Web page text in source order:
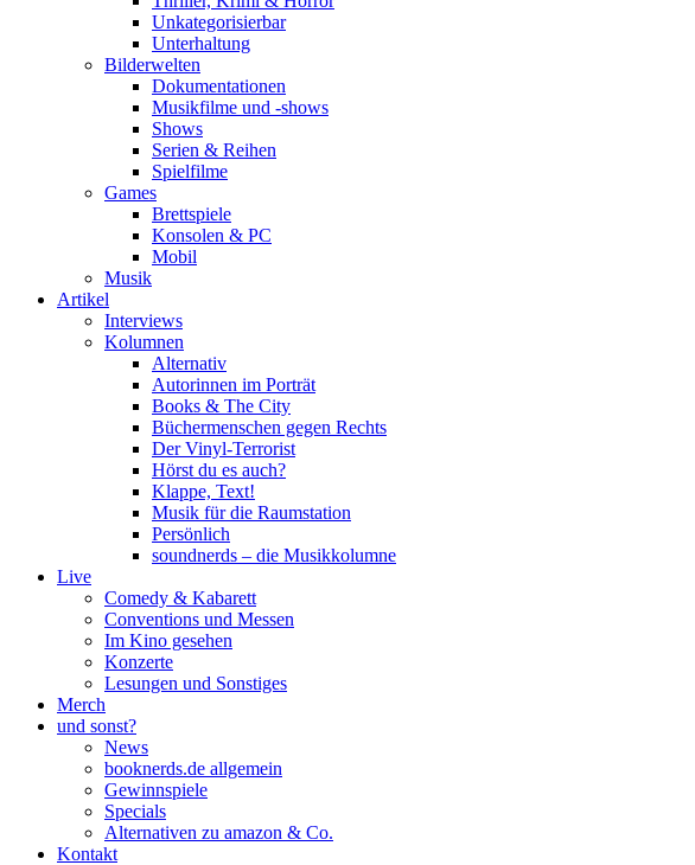
Unkategorisierbar
Unterhaltung
Bilderwelten
Dokumentationen
Musikfilme und -shows
Shows
Serien & Reihen
Spielfilme
Games
Brettspiele
Konsolen & PC
Mobil
Musik
Artikel
Interviews
Kolumnen
Alternativ
Autorinnen im Porträt
Books & The City
Büchermenschen gegen Rechts
Der Vinyl-Terrorist
Hörst du es auch?
Klappe, Text!
Musik für die Raumstation
Persönlich
soundnerds – die Musikkolumne
Live
Comedy & Kabarett
Conventions und Messen
Im Kino gesehen
Konzerte
Lesungen und Sonstiges
Merch
und sonst?
News
booknerds.de allgemein
Gewinnspiele
Specials
Alternativen zu amazon & Co.
Kontakt